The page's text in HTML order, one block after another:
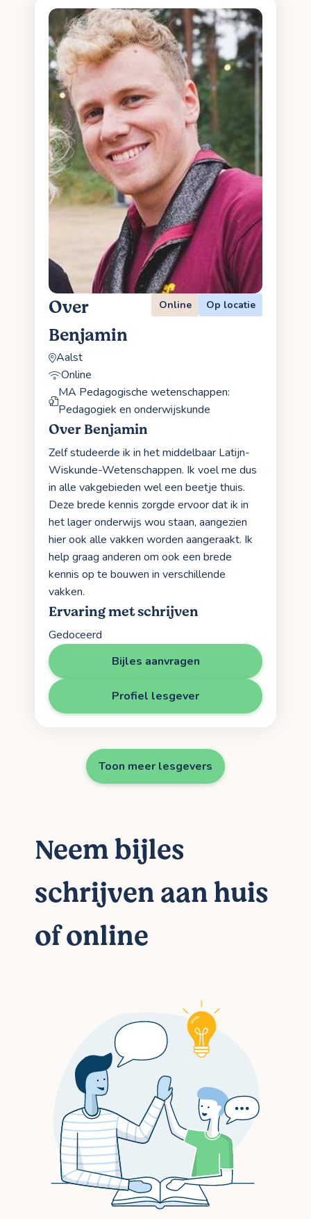
Over
Benjamin
Online Op locatie
Aalst
Online
MA Pedagogische wetenschappen:
Pedagogiek en onderwijskunde
Over Benjamin
Zelf studeerde ik in het middelbaar Latijn-
Wiskunde-Wetenschappen. Ik voel me dus
in alle vakgebieden wel een beetje thuis.
Deze brede kennis zorgde ervoor dat ik in
het lager onderwijs wou staan, aangezien
hier ook alle vakken worden aangeraakt. Ik
help graag anderen om ook een brede
kennis op te bouwen in verschillende
vakken.
Ervaring met schrijven
Gedoceerd
Bijles aanvragen
Profiel lesgever
Toon meer lesgevers
Neem bijles
schrijven aan huis
of online